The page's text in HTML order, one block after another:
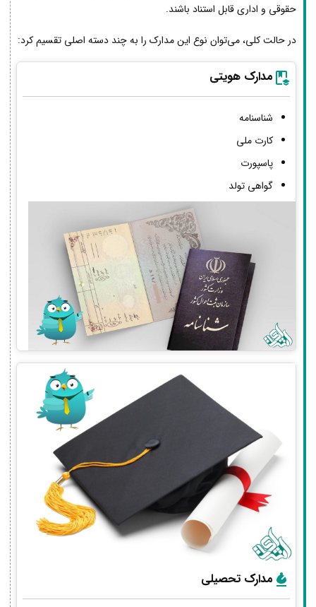
حقوقی و اداری قابل استناد باشند.
در حالت کلی، می‌توان نوع این مدارک را به چند دسته اصلی تقسیم کرد:
مدارک هویتی
شناسنامه
کارت ملی
پاسپورت
گواهی تولد
مدارک تحصیلی